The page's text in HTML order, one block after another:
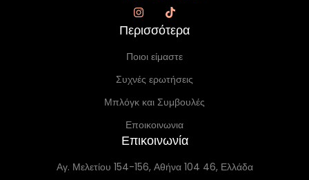
Περισσότερα
Ποιοι είμαστε
Συχνές ερωτήσεις
Μπλόγκ και Συμβουλές
Εποικοινωνια
Επικοινωνία
Αγ. Μελετίου 154-156, Αθήνα 104 46, Ελλάδα